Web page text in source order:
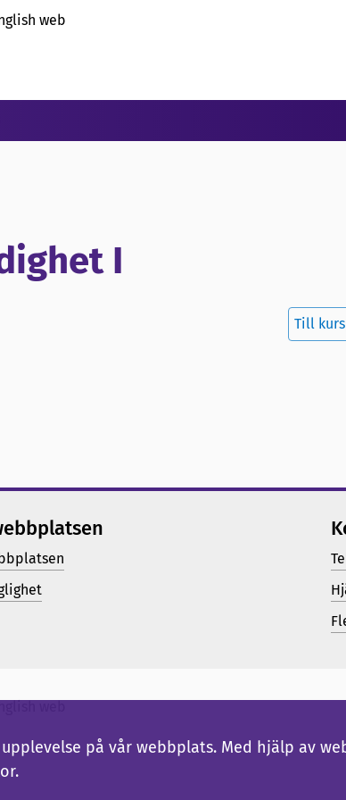
web
I
Till
på vår webbplats. Med hjälp av